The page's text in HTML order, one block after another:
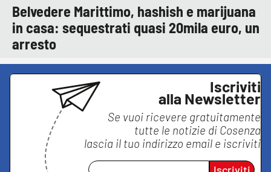
Belvedere Marittimo, hashish e marijuana
in casa: sequestrati quasi 20mila euro, un
arresto
Iscriviti
alla Newsletter
Se vuoi ricevere gratuitamente
tutte le notizie di Cosenza
lascia il tuo indirizzo email e iscriviti